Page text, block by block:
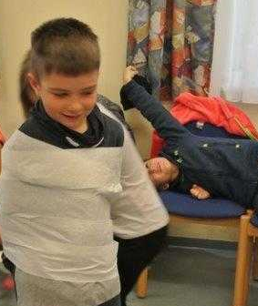
um unsere Webseite für Sie
gestalten. Wenn Sie fortfahren,
von Cookies auf
Datenschutzerklärung/Cookie-